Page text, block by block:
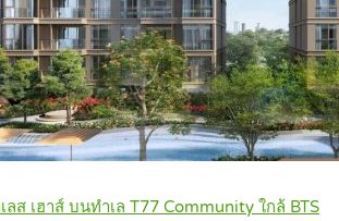
ส เฮาส์ บนทำเล T77 Community ใกล้ BTS